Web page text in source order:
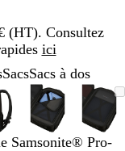
(HT). Consultez
ici
SacsSacs à dos
minimum
pour
développer
touches
Image
zoomable
Zoom
au
minimum
Cliquez
pour
développer
Utilisez
les
touches
plus
au
pour
les
plus
Samsonite® Pro-